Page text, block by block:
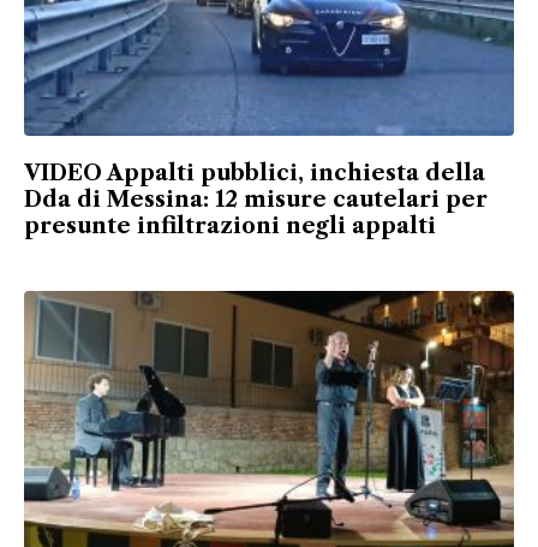
VIDEO Appalti pubblici, inchiesta della
Dda di Messina: 12 misure cautelari per
presunte infiltrazioni negli appalti